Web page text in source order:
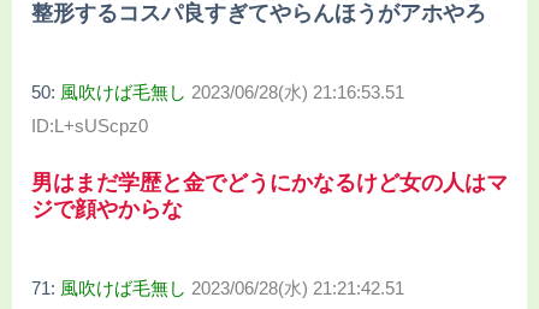
整形するコスパ良すぎてやらんほうがアホやろ
50: 風吹けば毛無し 2023/06/28(水) 21:16:53.51
ID:L+sUScpz0
男はまだ学歴と金でどうにかなるけど女の人はマ
ジで顔やからな
71: 風吹けば毛無し 2023/06/28(水) 21:21:42.51